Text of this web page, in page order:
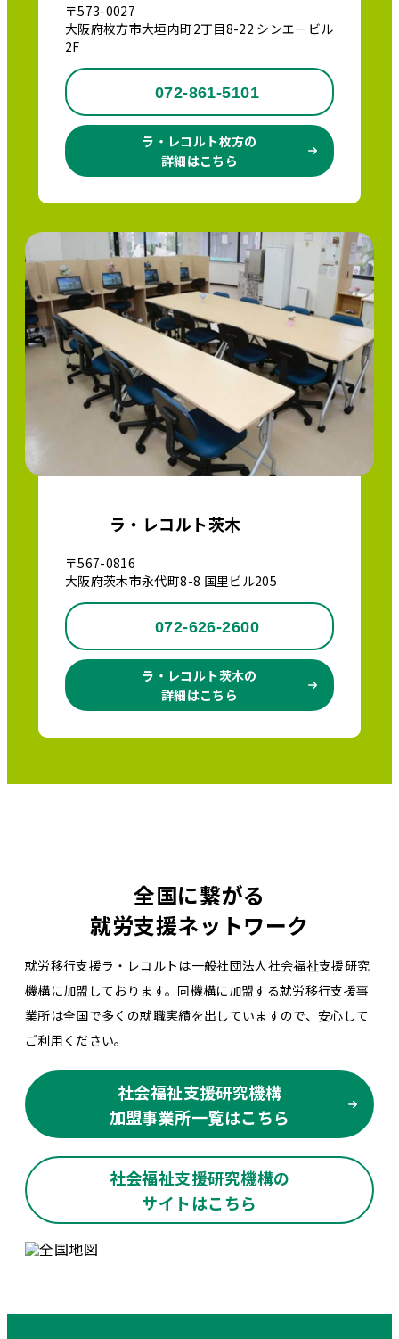
〒573-0027
大阪府枚方市大垣内町2丁目8-22 シンエービル
2F
072-861-5101
ラ・レコルト枚方の
詳細はこちら
ラ・レコルト茨木
〒567-0816
大阪府茨木市永代町8-8 国里ビル205
072-626-2600
ラ・レコルト茨木の
詳細はこちら
全国に繋がる
就労支援ネットワーク
就労移行支援ラ・レコルトは一般社団法人社会福祉支援研究
機構に加盟しております。同機構に加盟する就労移行支援事
業所は全国で多くの就職実績を出していますので、安心して
ご利用ください。
社会福祉支援研究機構
加盟事業所一覧はこちら
社会福祉支援研究機構の
サイトはこちら